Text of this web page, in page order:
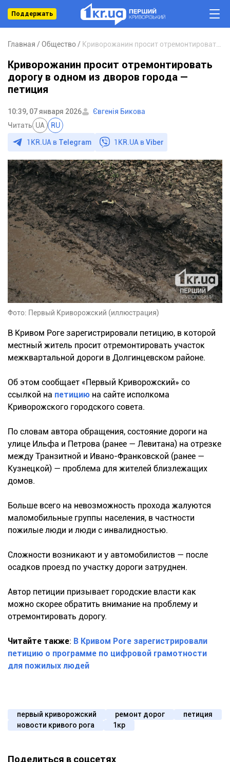
Поддержать
Главная Общество
Криворожанин просит отремонтировать
дорогу в одном из дворов города —
петиция
10:39, 07 января 2026
Євгенія Бикова
Читать UA RU
1KR.UA в Telegram 1KR.UA вViber
Фото: Первый Криворожский (иллюстрация)
В Кривом Роге зарегистрировали петицию, в которой
местный житель просит отремонтировать участок
межквартальной дороги в Долгинцевском районе.
Об этом сообщает «Первый Криворожский» со
ссылкой на петицию на сайте исполкома
Криворожского городского совета.
По словам автора обращения, состояние дороги на
улице Ильфа и Петрова (ранее — Левитана) на отрезке
между Транзитной и Ивано-Франковской (ранее —
Кузнецкой) — проблема для жителей близлежащих
домов.
Больше всего на невозможность прохода жалуются
маломобильные группы населения, в частности
пожилые люди и люди с инвалидностью.
Сложности возникают и у автомобилистов — после
осадков проезд по участку дороги затруднен.
Автор петиции призывает городские власти как
можно скорее обратить внимание на проблему и
отремонтировать дорогу.
Читайте также: В Кривом Роге зарегистрировали
петицию о программе по цифровой грамотности
для пожилых людей
первый криворожский ремонт дорог
петиция
новости кривого рога
1кр
Поделиться в соцсетях